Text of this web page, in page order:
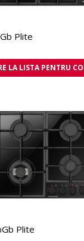
Plite
LA LISTA PENTRU
Plite